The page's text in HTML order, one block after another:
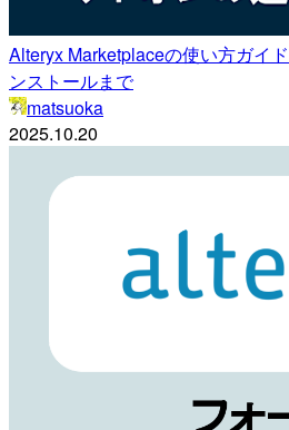
Alteryx Marketplaceの使い方ガイ
ンストールまで
matsuoka
2025.10.20